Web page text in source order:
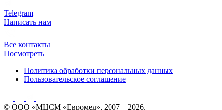
Telegram
Написать нам
Все контакты
Посмотреть
Политика обработки персональных данных
Пользовательское соглашение
© ООО «МЦСМ «Евромед», 2007 – 2026.